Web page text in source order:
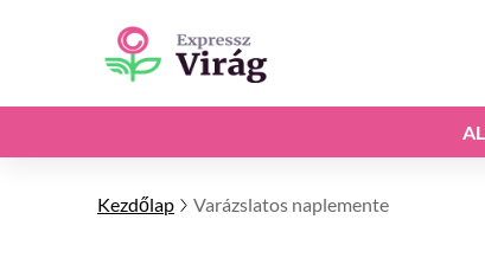
Kezdőlap Varázslatos naplemente